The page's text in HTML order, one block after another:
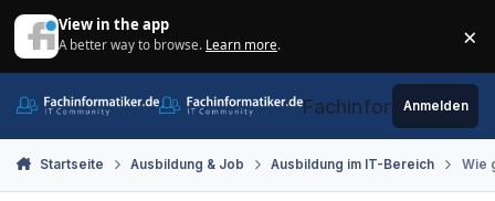
View in the app
A better way to browse. Learn more. ×
Fachinformatiker.de
Anmelden
Startseite Ausbildung & Job Ausbildung im IT-Bereich Wie